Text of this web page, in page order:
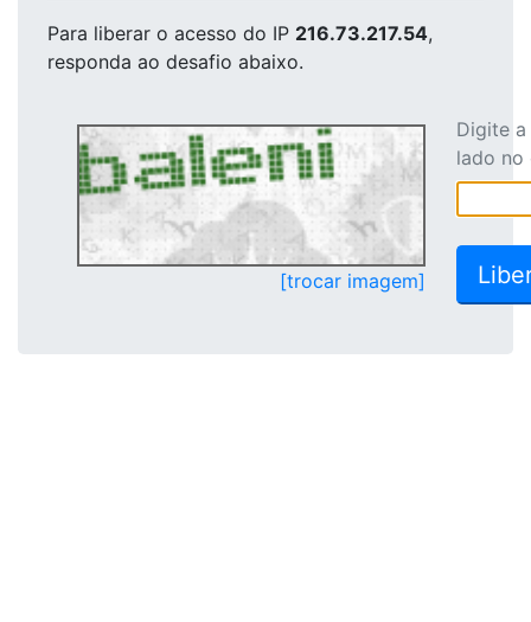
Para liberar o acesso do IP 216.73.217.54,
responda ao desafio abaixo.
[trocar imagem]
Digite
lado no